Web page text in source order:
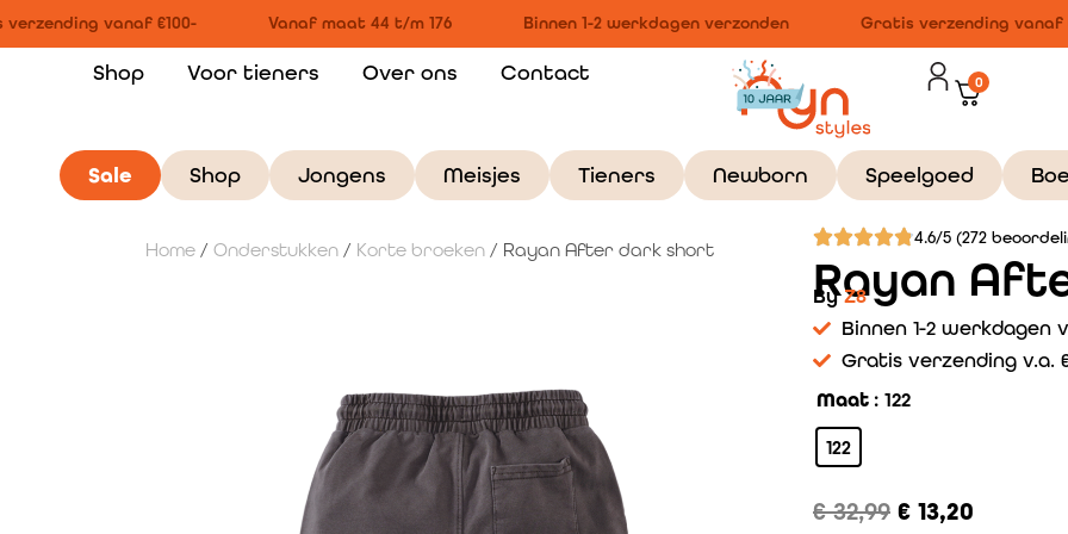
vanaf €100- Vanaf maat 44 t/m 176 Binnen 1-2 werkdagen verzonden Gratis verzending vanaf
Shop Voor tieners Over ons Contact 0
Sale Shop Jongens Meisjes Tieners Newborn Speelgoed
Home / Onderstukken / Korte broeken / Rayan After dark short
4.6/5 (272
Rayan
ByZ8
Binnen 1-2 werkdagen
Gratis verzending v.a.
Maat : 122
122
€32,99 € 13,20